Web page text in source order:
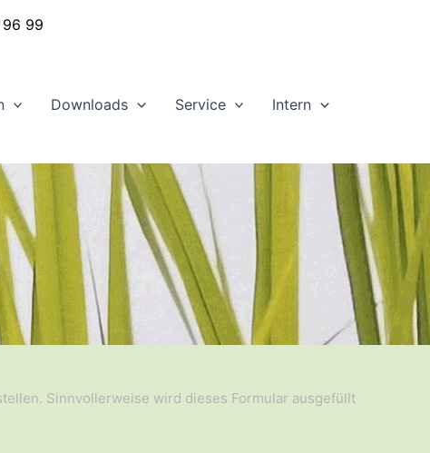
99
Downloads Service Intern
Sinnvollerweise wird dieses Formular ausgefüllt